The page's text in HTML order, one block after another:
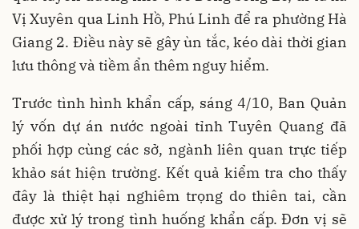
Vị Xuyên qua Linh Hồ, Phú Linh để ra phường Hà
Giang 2. Điều này sẽ gây ùn tắc, kéo dài thời gian
lưu thông và tiềm ẩn thêm nguy hiểm.
Trước tình hình khẩn cấp, sáng 4/10, Ban Quản
lý vốn dự án nước ngoài tỉnh Tuyên Quang đã
phối hợp cùng các sở, ngành liên quan trực tiếp
khảo sát hiện trường. Kết quả kiểm tra cho thấy
đây là thiệt hại nghiêm trọng do thiên tai, cần
được xử lý trong tình huống khẩn cấp. Đơn vị sẽ